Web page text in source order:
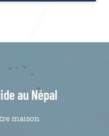
au Népal
maison